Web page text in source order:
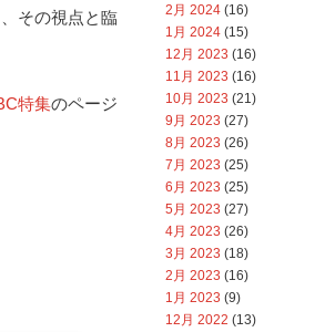
その視点と臨
特集のページ
2月 2024 (16)
1月 2024 (15)
12月 2023 (16)
11月 2023 (16)
10月 2023 (21)
9月 2023 (27)
8月 2023 (26)
7月 2023 (25)
6月 2023 (25)
5月 2023 (27)
4月 2023 (26)
3月 2023 (18)
2月 2023 (16)
1月 2023 (9)
12月 2022 (13)